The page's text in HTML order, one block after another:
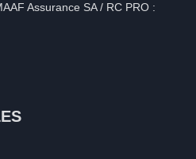
Assurance SA / RC PRO :